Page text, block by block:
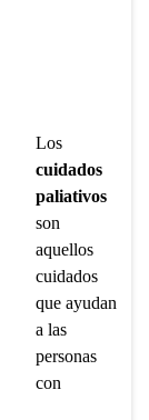
Los
cuidados
paliativos
son
aquellos
cuidados
que ayudan
a las
personas
con